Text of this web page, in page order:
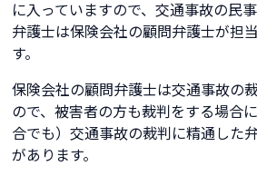
に入っていますので、交通事故の民
弁護士は保険会社の顧問弁護士が担
す。
保険会社の顧問弁護士は交通事故の
ので、被害者の方も裁判をする場合
合でも）交通事故の裁判に精通した
があります。